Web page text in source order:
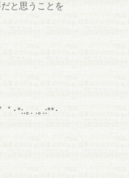
と思うことを
ﾟ･*:.｡. .｡.:**･